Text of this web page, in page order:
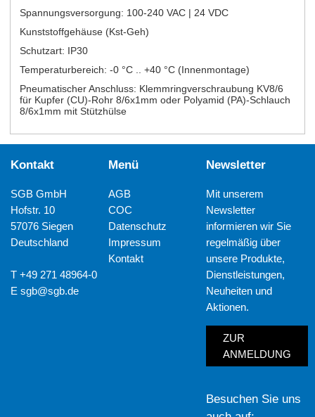
Spannungsversorgung: 100-240 VAC | 24 VDC
Kunststoffgehäuse (Kst-Geh)
Schutzart: IP30
Temperaturbereich: -0 °C .. +40 °C (Innenmontage)
Pneumatischer Anschluss: Klemmringverschraubung KV8/6
für Kupfer (CU)-Rohr 8/6x1mm oder Polyamid (PA)-Schlauch
8/6x1mm mit Stützhülse
Kontakt
SGB GmbH
Hofstr. 10
57076 Siegen
Deutschland
T +49 271 48964-0
Esgb@sgb.de
Menü
AGB
COC
Datenschutz
Impressum
Kontakt
Newsletter
Mit unserem
Newsletter
informieren wir Sie
regelmäßig über
unsere Produkte,
Dienstleistungen,
Neuheiten und
Aktionen.
ZUR
ANMELDUNG
Besuchen Sie uns